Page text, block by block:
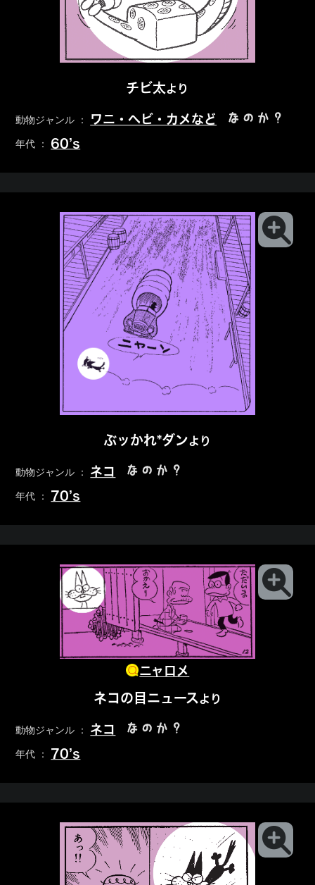
チビ太より
動物ジャンル ： ワニ・ヘビ・カメなど なのか？
年代 ： 60’s
ぶッかれ*ダンより
動物ジャンル ： ネコ なのか？
年代 ： 70’s
ニャロメ
ネコの目ニュース より
動物ジャンル ： ネコ なのか？
年代 ： 70’s